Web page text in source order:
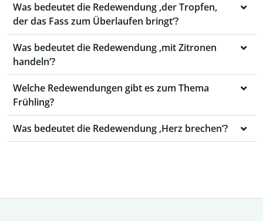
Was bedeutet die Redewendung ‚der Tropfen,
der das Fass zum Überlaufen bringt‘?
Was bedeutet die Redewendung ‚mit Zitronen
handeln‘?
Welche Redewendungen gibt es zum Thema
Frühling?
Was bedeutet die Redewendung ‚Herz brechen‘?